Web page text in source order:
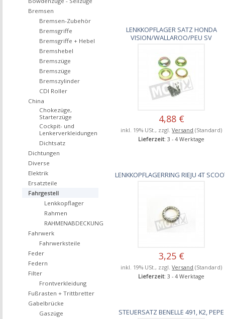
LENKKOPFLAGER SATZ HONDA
VISION/WALLAROO/PEU SV
4,88 €
inkl. 19% USt., zzgl.Versand (Standard)
Lieferzeit: 3 - 4 Werktage
LENKKOPFLAGERRING RIEJU 4T
3,25 €
inkl. 19% USt., zzgl.Versand (Standard)
Lieferzeit: 3 - 4 Werktage
STEUERSATZ BENELLE 491, K2, PEPE
Bremsen
Bremsen-Zubehör
Bremsgriffe
Bremsgriffe + Hebel
Bremshebel
Bremszüge
Bremszüge
Bremszylinder
CDI Roller
China
Chokezüge,
Starterzüge
Cockpit- und
Lenkerverkleidungen
Dichtsatz
Dichtungen
Diverse
Elektrik
Ersatzteile
Fahrgestell
Lenkkopflager
Rahmen
RAHMENABDECKUNG
Fahrwerk
Fahrwerksteile
Feder
Federn
Filter
Frontverkleidung
Fußrasten + Trittbretter
Gabelbrücke
Gaszüge